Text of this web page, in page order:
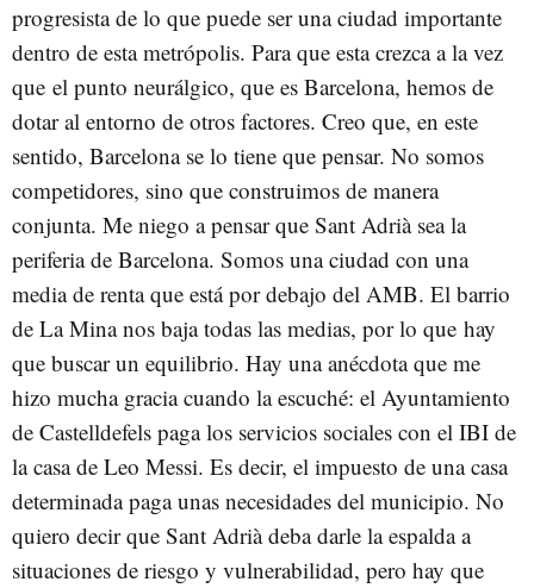
progresista de lo que puede ser una ciudad importante
dentro de esta metrópolis. Para que esta crezca a la vez
que el punto neurálgico, que es Barcelona, hemos de
dotar al entorno de otros factores. Creo que, en este
sentido, Barcelona se lo tiene que pensar. No somos
competidores, sino que construimos de manera
conjunta. Me niego a pensar que Sant Adrià sea la
periferia de Barcelona. Somos una ciudad con una
media de renta que está por debajo del AMB. El barrio
de La Mina nos baja todas las medias, por lo que hay
que buscar un equilibrio. Hay una anécdota que me
hizo mucha gracia cuando la escuché: el Ayuntamiento
de Castelldefels paga los servicios sociales con el IBI de
la casa de Leo Messi. Es decir, el impuesto de una casa
determinada paga unas necesidades del municipio. No
quiero decir que Sant Adrià deba darle la espalda a
situaciones de riesgo y vulnerabilidad, pero hay que